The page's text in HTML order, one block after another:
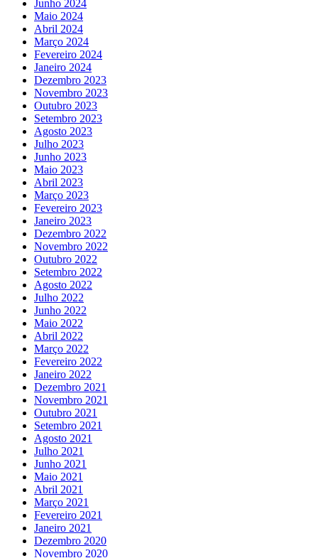
Junho 2024
Maio 2024
Abril 2024
Março 2024
Fevereiro 2024
Janeiro 2024
Dezembro 2023
Novembro 2023
Outubro 2023
Setembro 2023
Agosto 2023
Julho 2023
Junho 2023
Maio 2023
Abril 2023
Março 2023
Fevereiro 2023
Janeiro 2023
Dezembro 2022
Novembro 2022
Outubro 2022
Setembro 2022
Agosto 2022
Julho 2022
Junho 2022
Maio 2022
Abril 2022
Março 2022
Fevereiro 2022
Janeiro 2022
Dezembro 2021
Novembro 2021
Outubro 2021
Setembro 2021
Agosto 2021
Julho 2021
Junho 2021
Maio 2021
Abril 2021
Março 2021
Fevereiro 2021
Janeiro 2021
Dezembro 2020
Novembro 2020